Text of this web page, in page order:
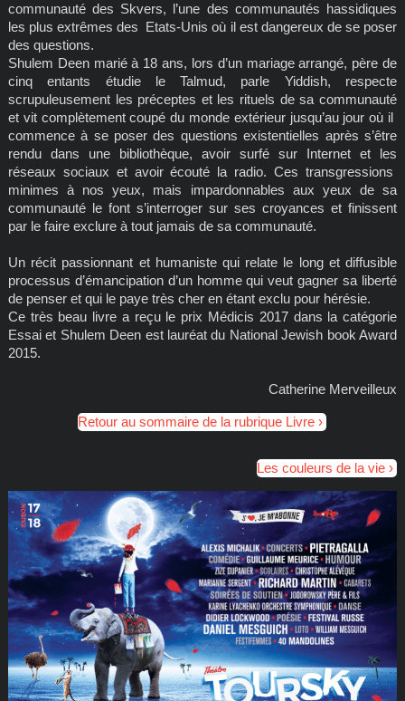
communauté des Skvers, l’une des communautés hassidiques
les plus extrêmes des Etats-Unis où il est dangereux de se poser
des questions.
Shulem Deen marié à 18 ans, lors d’un mariage arrangé, père de
cinq entants étudie le Talmud, parle Yiddish, respecte
scrupuleusement les préceptes et les rituels de sa communauté
et vit complètement coupé du monde extérieur jusqu’au jour où il
commence à se poser des questions existentielles après s’être
rendu dans une bibliothèque, avoir surfé sur Internet et les
réseaux sociaux et avoir écouté la radio. Ces transgressions
minimes à nos yeux, mais impardonnables aux yeux de sa
communauté le font s’interroger sur ses croyances et finissent
par le faire exclure à tout jamais de sa communauté.
Un récit passionnant et humaniste qui relate le long et diffusible
processus d’émancipation d’un homme qui veut gagner sa liberté
de penser et qui le paye très cher en étant exclu pour hérésie.
Ce très beau livre a reçu le prix Médicis 2017 dans la catégorie
Essai et Shulem Deen est lauréat du National Jewish book Award
2015.
Catherine Merveilleux
Retour au sommaire de la rubrique Livre
Les couleurs de la vie